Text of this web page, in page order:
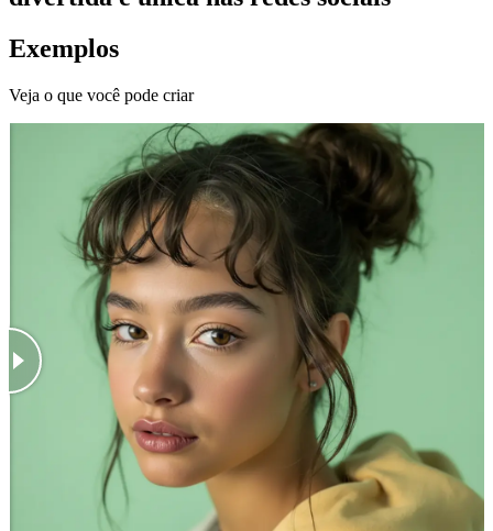
Exemplos
Veja o que você pode criar